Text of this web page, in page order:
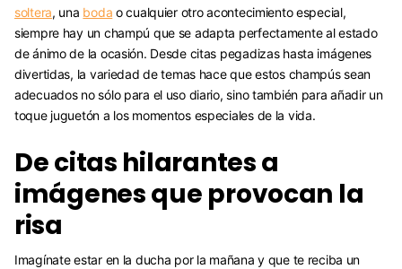
soltera, una boda o cualquier otro acontecimiento especial,
siempre hay un champú que se adapta perfectamente al estado
de ánimo de la ocasión. Desde citas pegadizas hasta imágenes
divertidas, la variedad de temas hace que estos champús sean
adecuados no sólo para el uso diario, sino también para añadir un
toque juguetón a los momentos especiales de la vida.
De citas hilarantes a
imágenes que provocan la
risa
Imagínate estar en la ducha por la mañana y que te reciba un